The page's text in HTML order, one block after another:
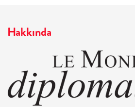
Hakkında